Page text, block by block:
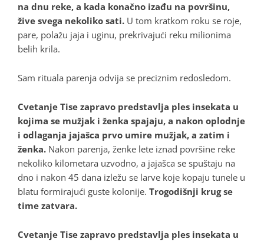
na dnu reke, a kada konačno izađu na površinu,
žive svega nekoliko sati. U tom kratkom roku se roje,
pare, polažu jaja i uginu, prekrivajući reku milionima
belih krila.
Sam rituala parenja odvija se preciznim redosledom.
Cvetanje Tise zapravo predstavlja ples insekata u
kojima se mužjak i ženka spajaju, a nakon oplodnje
i odlaganja jajašca prvo umire mužjak, a zatim i
ženka. Nakon parenja, ženke lete iznad površine reke
nekoliko kilometara uzvodno, a jajašca se spuštaju na
dno i nakon 45 dana izležu se larve koje kopaju tunele u
blatu formirajući guste kolonije. Trogodišnji krug se
time zatvara.
Cvetanje Tise zapravo predstavlja ples insekata u